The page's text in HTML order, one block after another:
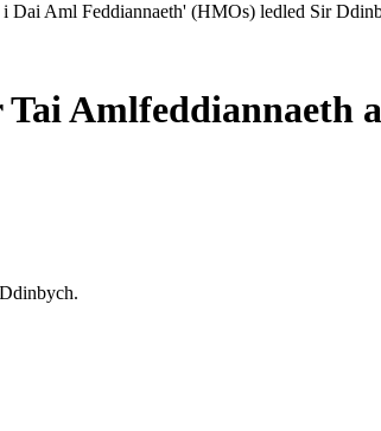
Aml Feddiannaeth' (HMOs) ledled Sir
Amlfeddiannaeth